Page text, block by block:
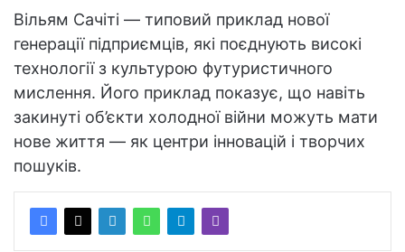
Вільям Сачіті — типовий приклад нової
генерації підприємців, які поєднують високі
технології з культурою футуристичного
мислення. Його приклад показує, що навіть
закинуті об’єкти холодної війни можуть мати
нове життя — як центри інновацій і творчих
пошуків.